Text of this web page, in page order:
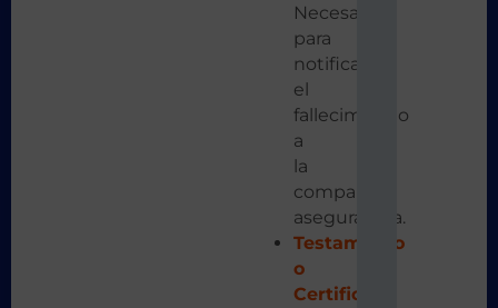
Necesario
para
notificar
el
fallecimiento
a
la
compañía
aseguradora.
Testamento
o
Certificado